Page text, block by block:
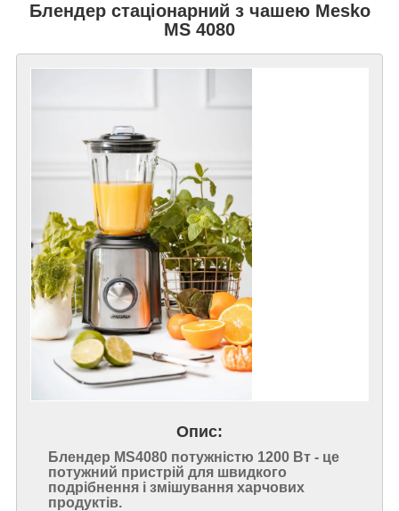
Блендер стаціонарний з чашею Mesko
MS 4080
Опис:
Блендер MS4080 потужністю 1200 Вт - це
потужний пристрій для швидкого
подрібнення і змішування харчових
продуктів.